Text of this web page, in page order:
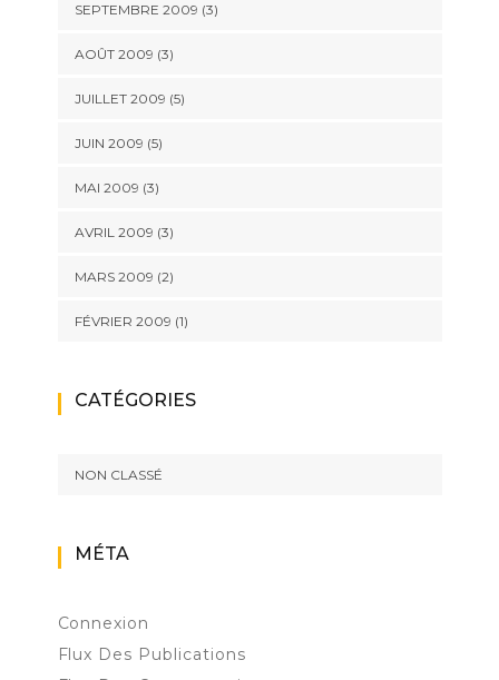
SEPTEMBRE 2009 (3)
AOÛT 2009 (3)
JUILLET 2009 (5)
JUIN 2009 (5)
MAI 2009 (3)
AVRIL 2009 (3)
MARS 2009 (2)
FÉVRIER 2009 (1)
CATÉGORIES
NON CLASSÉ
MÉTA
Connexion
Flux Des Publications